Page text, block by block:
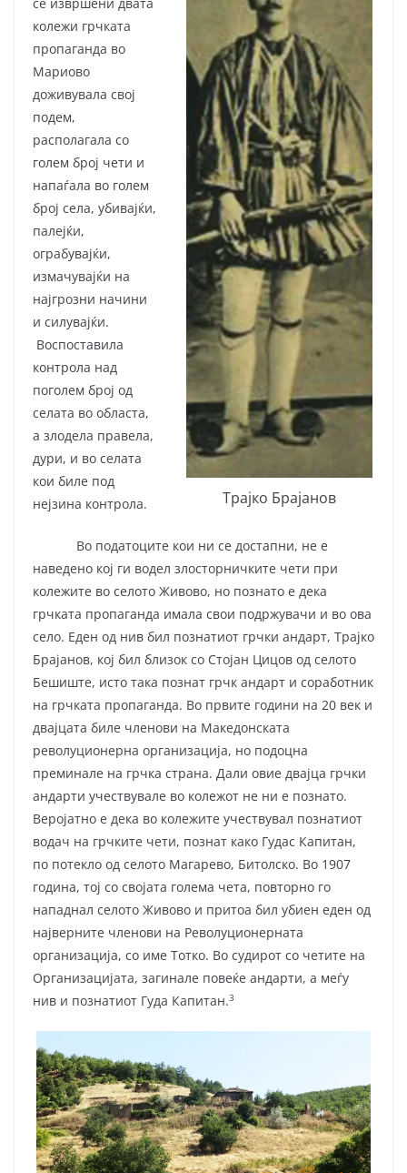
Трајко Брајанов
колежи грчката
пропаганда во
Мариово
доживувала свој
подем,
располагала со
голем број чети и
напаѓала во голем
број села, убивајќи,
палејќи,
ограбувајќи,
измачувајќи на
најгрозни начини
и силувајќи.
Воспоставила
контрола над
поголем број од
селата во областа,
а злодела правела,
дури, и во селата
кои биле под
нејзина контрола.
Во податоците кои ни се достапни, не е
наведено кој ги водел злосторничките чети при
колежите во селото Живово, но познато е дека
грчката пропаганда имала свои подржувачи и во ова
село. Еден од нив бил познатиот грчки андарт, Трајко
Брајанов, кој бил близок со Стојан Цицов од селото
Бешиште, исто така познат грчк андарт и соработник
на грчката пропаганда. Во првите години на 20 век и
двајцата биле членови на Македонската
револуционерна организација, но подоцна
преминале на грчка страна. Дали овие двајца грчки
андарти учествувале во колежот не ни е познато.
Веројатно е дека во колежите учествувал познатиот
водач на грчките чети, познат како Гудас Капитан,
по потекло од селото Магарево, Битолско. Во 1907
година, тој со својата голема чета, повторно го
нападнал селото Живово и притоа бил убиен еден од
најверните членови на Револуционерната
организација, со име Тотко. Во судирот со четите на
Организацијата, загинале повеќе андарти, а меѓу
нив и познатиот Гуда Капитан.3